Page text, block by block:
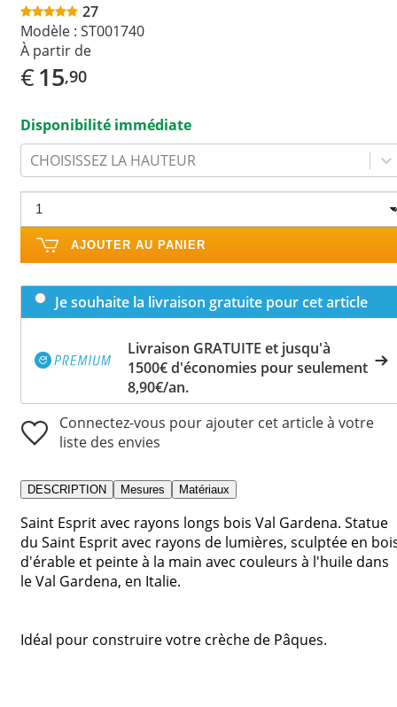
27
Modèle : ST001740
À partir de
€15,90
Disponibilité immédiate
CHOISISSEZ LA HAUTEUR
AJOUTER AU PANIER
Je souhaite la livraison gratuite pour cet article
Livraison GRATUITE et jusqu'à
1500€ d'économies pour seulement
8,90€/an.
Connectez-vous pour ajouter cet article à votre
liste des envies
DESCRIPTION Mesures Matériaux
Saint Esprit avec rayons longs bois Val Gardena. Statue
du Saint Esprit avec rayons de lumières, sculptée en
d'érable et peinte à la main avec couleurs à l'huile dans
le Val Gardena, en Italie.
Idéal pour construire votre crèche de Pâques.